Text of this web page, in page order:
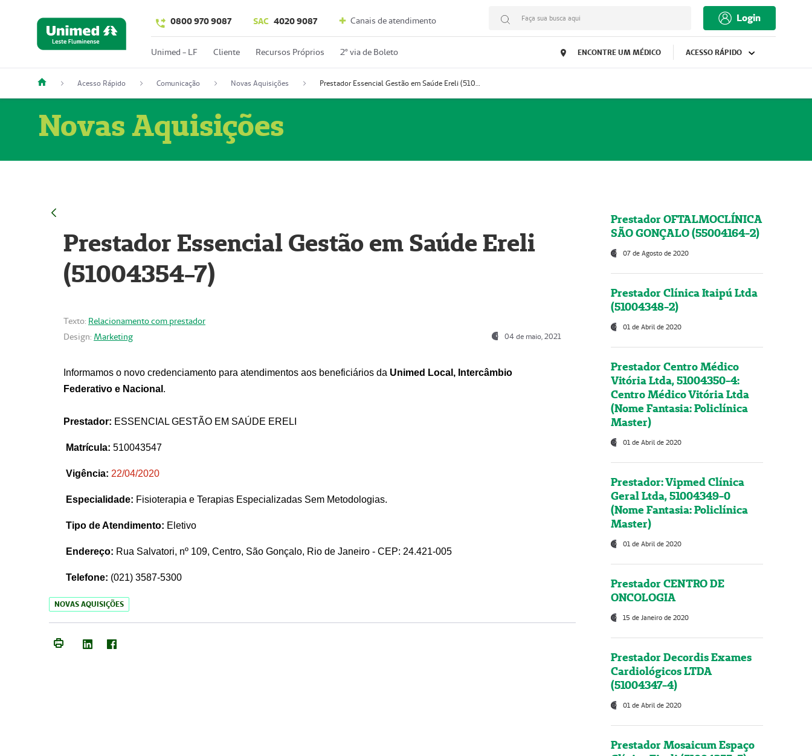
0800 970 9087 SAC 4020 9087 Canais de atendimento Faça sua busca aqui Login
Unimed - LF Cliente Recursos Próprios 2º via de Boleto ENCONTRE UM MÉDICO ACESSO RÁPIDO
Acesso Rápido Comunicação Novas Aquisições Prestador Essencial Gestão em Saúde Ereli (51004354-7)
Novas Aquisições
Prestador Essencial Gestão em Saúde Ereli
(51004354-7)
Texto: Relacionamento com prestador
Design: Marketing 04 de maio, 2021
Informamos o novo credenciamento para atendimentos aos beneficiários da Unimed Local, Intercâmbio
Federativo e Nacional .
Prestador: ESSENCIAL GESTÃO EM SAÚDE ERELI
Matrícula: 510043547
Vigência: 22/04/2020
Especialidade: Fisioterapia e Terapias Especializadas Sem Metodologias.
Tipo de Atendimento: Eletivo
Endereço: Rua Salvatori, nº 109, Centro, São Gonçalo, Rio de Janeiro - CEP: 24.421-005
Telefone: (021) 3587-5300
NOVAS AQUISIÇÕES
Prestador OFTALMOCLÍNICA
SÃO GONÇALO (55004164-2)
07 de Agosto de 2020
Prestador Clínica Itaipú Ltda
(51004348-2)
01 de Abril de 2020
Prestador Centro Médico
Vitória Ltda, 51004350-4:
Centro Médico Vitória Ltda
(Nome Fantasia: Policlínica
Master)
01 de Abril de 2020
Prestador: Vipmed Clínica
Geral Ltda, 51004349-0
(Nome Fantasia: Policlínica
Master)
01 de Abril de 2020
Prestador CENTRO DE
ONCOLOGIA
15 de Janeiro de 2020
Prestador Decordis Exames
Cardiológicos LTDA
(51004347-4)
01 de Abril de 2020
Prestador Mosaicum Espaço